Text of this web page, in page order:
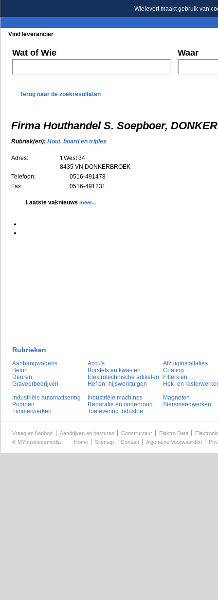
Wielevert maakt gebruik van
Vind leverancier
Wat of Wie Waar
Terug naar de zoekresultaten
Firma Houthandel S. Soepboer,
Rubriek(en): Hout, board en triplex
Adres:
't West 34
8435 VN DONKERBROEK
Telefoon:
0516-491478
Fax:
0516-491231
Laatste vaknieuws meer...
Rubrieken
Aanhangwagens Accu's
Afzuiginstallaties
Beton
Borstels en kwasten
Coating
Deuren
Elektrotechnische artikelen
Filters en ...
Graveerbedrijven
Hef en -hijswerktuigen
Hek- en
Industriële automatisering
Industriële machines
Magneten
Pompen
Reparatie en onderhoud
Siersmeedwerken
Timmerwerken
Toelevering Industrie
Vraag en Aanbod Aandrijven en besturen Constructeur Elektro Data
© MYbusinessmedia Home Sitemap Contact Algemene Voorwaarden